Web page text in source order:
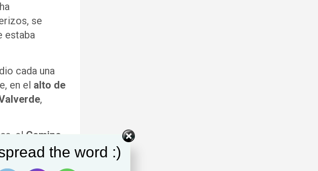
se
estaba
cada una
en el alto de
,
el Camino
the word :)